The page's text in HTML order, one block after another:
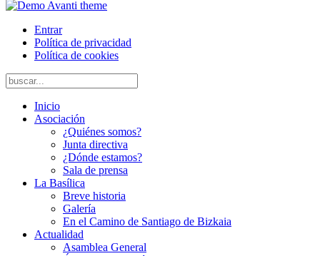
Avanti theme
Entrar
Política de privacidad
Política de cookies
Inicio
Asociación
¿Quiénes somos?
Junta directiva
¿Dónde estamos?
Sala de prensa
La Basílica
Breve historia
Galería
En el Camino de Santiago de Bizkaia
Actualidad
Asamblea General